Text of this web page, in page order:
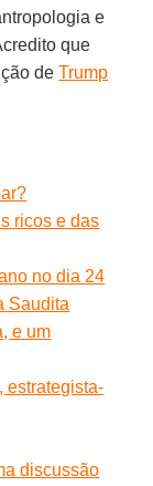
e
que
deTrump
ricos e das
no dia 24
Saudita
e um
estrategista-
discussão